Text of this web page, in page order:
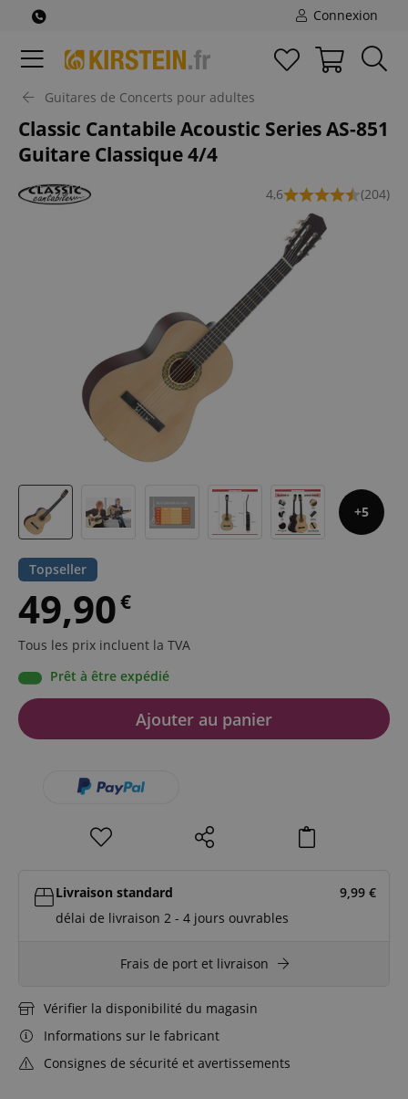
Connexion
Guitares de Concerts pour adultes
Classic Cantabile Acoustic Series AS-851
Guitare Classique 4/4
4,6 (204)
5
Topseller
49,90€
Tous les prix incluent la TVA
Prêt à être expédié
Ajouter au panier
Livraison standard 9,99 €
délai de livraison 2 - 4 jours ouvrables
Frais de port et livraison
Vérifier la disponibilité du magasin
Informations sur le fabricant
Consignes de sécurité et avertissements